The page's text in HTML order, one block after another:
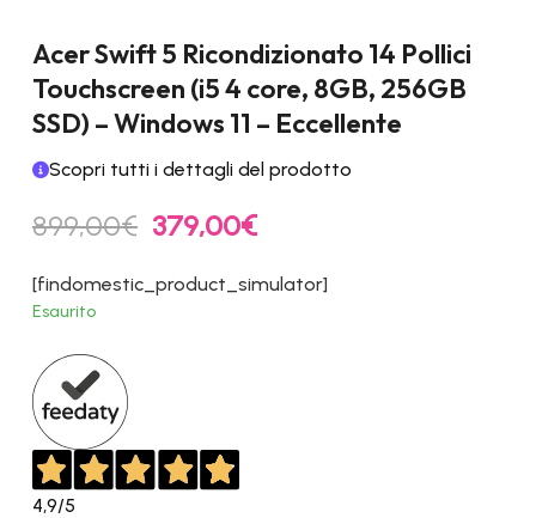
Acer Swift 5 Ricondizionato 14 Pollici
Touchscreen (i5 4 core, 8GB, 256GB
SSD) – Windows 11 – Eccellente
Scopri tutti i dettagli del prodotto
899,00€ Il
prezzo
originale
era:
379,00€Il
attuale
è:
[findomestic_product_simulator]
Esaurito
4,9/5